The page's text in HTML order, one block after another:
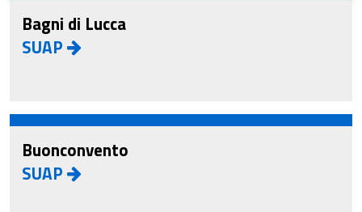
Bagni di Lucca
SUAP
Buonconvento
SUAP